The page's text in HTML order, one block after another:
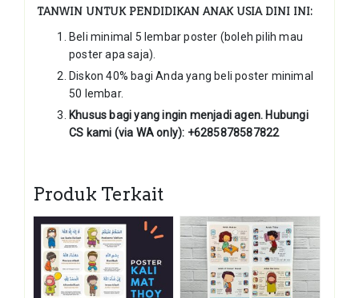
TANWIN UNTUK PENDIDIKAN ANAK USIA DINI INI:
Beli minimal 5 lembar poster (boleh pilih mau
poster apa saja).
Diskon 40% bagi Anda yang beli poster minimal
50 lembar.
Khusus bagi yang ingin menjadi agen. Hubungi
CS kami (via WA only): +6285878587822
Produk Terkait